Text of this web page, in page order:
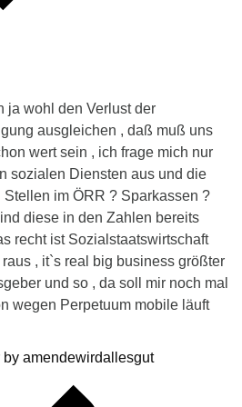
ja wohl den Verlust der
ausgleichen , daß muß uns
wert sein , ich frage mich nur
sozialen Diensten aus und die
im ÖRR ? Sparkassen ?
diese in den Zahlen bereits
recht ist Sozialstaatswirtschaft
, it`s real big business größter
und so , da soll mir noch mal
wegen Perpetuum mobile läuft
by amendewirdallesgut